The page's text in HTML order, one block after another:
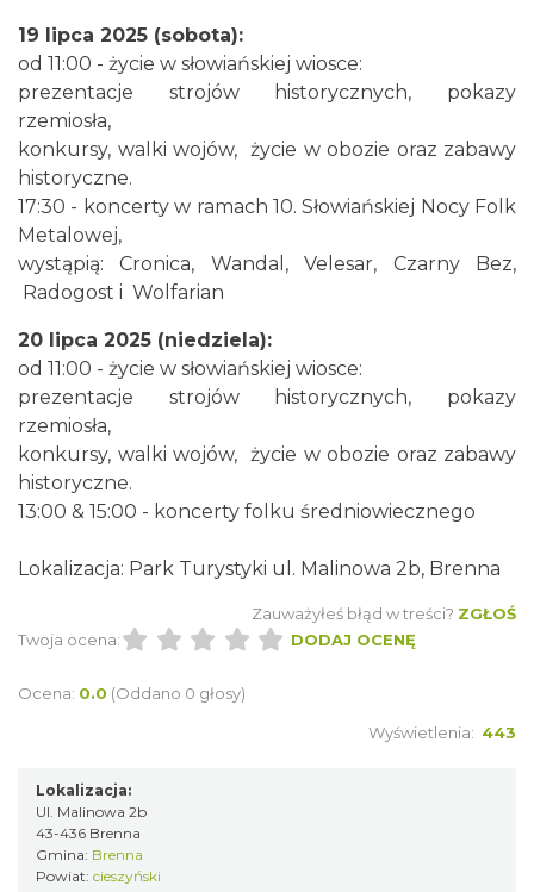
XXXVI Dożynki Ekumeniczne - barwny
korowód, m.in.: Estrada Reg. „Równica” &
Brenna
2026-08-29
0.00 km
Mirosław Szołtysek - koncert
Brenna
0.00 km
Dotknij Tradycji - lato w Gminie Brenna
2026-06-29
0.23 km
Święto Zielin - Koncert zespołu "Trzy
19 lipca 2025 (sobota):
od 11:00 - życie w słowiańskiej wiosce:
prezentacje strojów historycznych, pokazy
rzemiosła,
konkursy, walki wojów, życie w obozie oraz zabawy
historyczne.
17:30 - koncerty w ramach 10. Słowiańskiej Nocy Folk
Metalowej,
wystąpią: Cronica, Wandal, Velesar, Czarny Bez,
Radogost i Wolfarian
20 lipca 2025 (niedziela):
od 11:00 - życie w słowiańskiej wiosce:
prezentacje strojów historycznych, pokazy
rzemiosła,
konkursy, walki wojów, życie w obozie oraz zabawy
historyczne.
13:00 & 15:00 - koncerty folku średniowiecznego
Lokalizacja: Park Turystyki ul. Malinowa 2b, Brenna
Zauważyłeś błąd w treści? ZGŁOŚ
Twoja ocena:
DODAJ OCENĘ
Ocena: 0.0 (Oddano 0 głosy)
Wyświetlenia: 443
Lokalizacja:
Ul. Malinowa 2b
43-436 Brenna
Gmina: Brenna
Powiat: cieszyński